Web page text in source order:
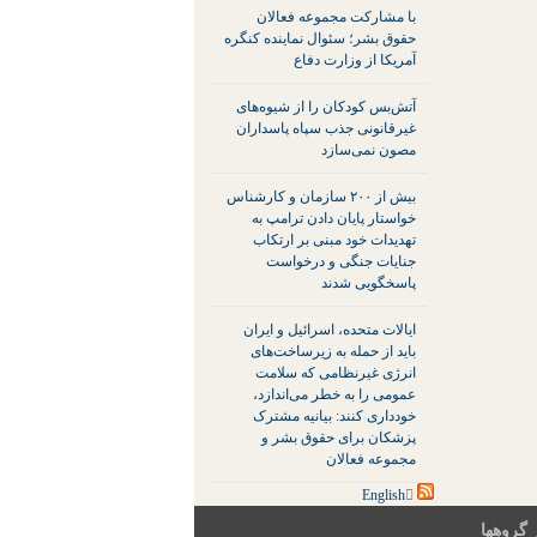
با مشارکت مجموعه فعالان
حقوق بشر؛ سئوال نماینده کنگره
آمریکا از وزارت دفاع
آتش‌بس کودکان را از شیوه‌های
غیرقانونی جذب سپاه پاسداران
مصون نمی‌سازد
بیش از ۲۰۰ سازمان و کارشناس
خواستار پایان دادن ترامپ به
تهدیدات خود مبنی بر ارتکاب
جنایات جنگی و درخواست
پاسخگویی شدند
ایالات متحده، اسرائیل و ایران
باید از حمله به زیرساخت‌های
انرژی غیرنظامی که سلامت
عمومی را به خطر می‌اندازد،
خودداری کنند: بیانیه مشترک
پزشکان برای حقوق بشر و
مجموعه فعالان
گروهها